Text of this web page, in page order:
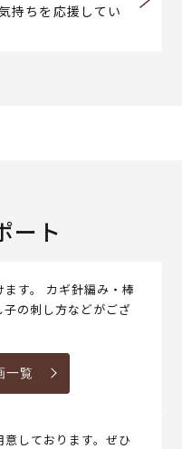
持ちを応援してい
ート
す。 カギ針編み・棒
の刺し方などがござ
一覧
しております。ぜひ